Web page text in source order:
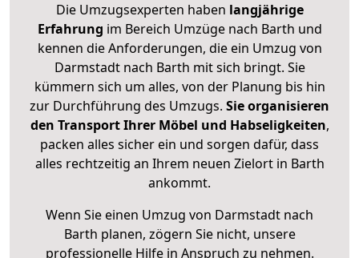
Die Umzugsexperten haben langjährige
Erfahrung im Bereich Umzüge nach Barth und
kennen die Anforderungen, die ein Umzug von
Darmstadt nach Barth mit sich bringt. Sie
kümmern sich um alles, von der Planung bis hin
zur Durchführung des Umzugs. Sie organisieren
den Transport Ihrer Möbel und Habseligkeiten,
packen alles sicher ein und sorgen dafür, dass
alles rechtzeitig an Ihrem neuen Zielort in Barth
ankommt.
Wenn Sie einen Umzug von Darmstadt nach
Barth planen, zögern Sie nicht, unsere
professionelle Hilfe in Anspruch zu nehmen.